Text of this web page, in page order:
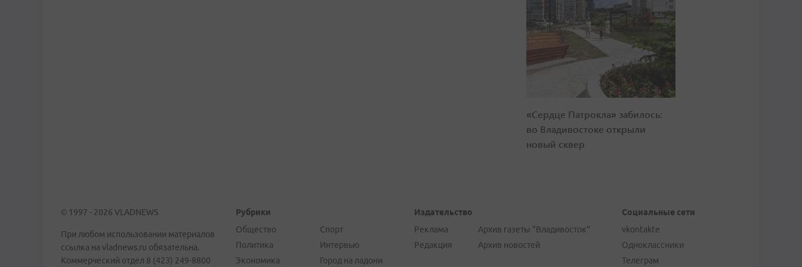
«Сердце Патрокла» забилось:
во Владивостоке открыли
новый сквер
© 1997 - 2026 VLADNEWS
При любом использовании материалов
ссылка на vladnews.ru обязательна.
Коммерческий отдел 8 (423) 249-8800
Рубрики
Общество
Политика
Экономика
Спорт
Интервью
Город на ладони
Издательство
Реклама
Редакция
Архив газеты "Владивосток"
Архив новостей
Социальные сети
vkontakte
Одноклассники
Телеграм